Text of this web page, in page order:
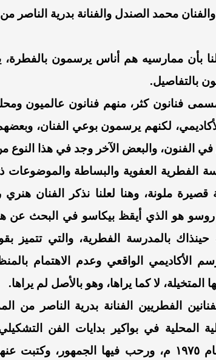
محمد الصندل والفنانة بدرية الناصر
بأن ممارسيه هم أناس يرسمون بالفطرة،
بالتفاصيل.
فنانون كثر، منهم فنانون عالميون
لكنهم يرسمون بوعي الفنان،
الفنون، والبعض الآخر وجد في هذا النوع
الفطرية العفوية والبساطة والموضوعات
ملونة، وهنا لعلنا نذكر الفنان هنري
روسو هو الذي أيقظ بيكاسو في البحث عن
بالمدرسة الفطرية، والتي تتميز
الأكاديمي الواقعي وعدم الاهتمام
لا كما يراها، وهو بالأصل لم يراها.
الفطريين الفنانة بدرية الناصر من
المحلية في بواكير بدايات الفن
مشاركة لها في العام ١٩٧٥ م، ورحب فيها